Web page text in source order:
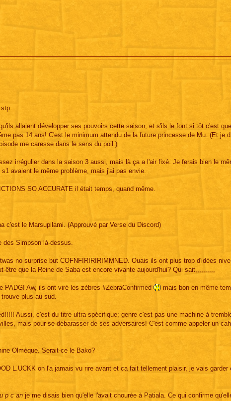
allaient développer ses pouvoirs cette saison, et s'ils le font si tôt c'est
pas 14 ans! C'est le minimum attendu de la future princesse de Mu. (Et je
me caresse dans le sens du poil.)
irrégulier dans la saison 3 aussi, mais là ça a l'air fixé. Je ferais bien le
avaient le même problème, mais j'ai pas envie.
SO ACCURATE il était temps, quand même.
c'est le Marsupilami. (Approuvé par Verse du Discord)
Simpson là-dessus.
no surprise but COFNFIRIRIRIMMNED. Ouais ils ont plus trop d'idées
que la Reine de Saba est encore vivante aujourd'hui? Qui sait,,,,,,,,,,
Aw, ils ont viré les zèbres #ZebraConfirmed
mais bon en même
plus au sud.
Aussi, c'est du titre ultra-spécifique; genre c'est pas une machine à
mais pour se débarasser de ses adversaires! C'est comme appeler un
Olmèque. Serait-ce le Bako?
L.UCKK on l'a jamais vu rire avant et ca fait tellement plaisir, je vais garder
p c an je me disais bien qu'elle l'avait chourée à Patiala. Ce qui confirme